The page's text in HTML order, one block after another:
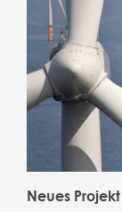
Neues